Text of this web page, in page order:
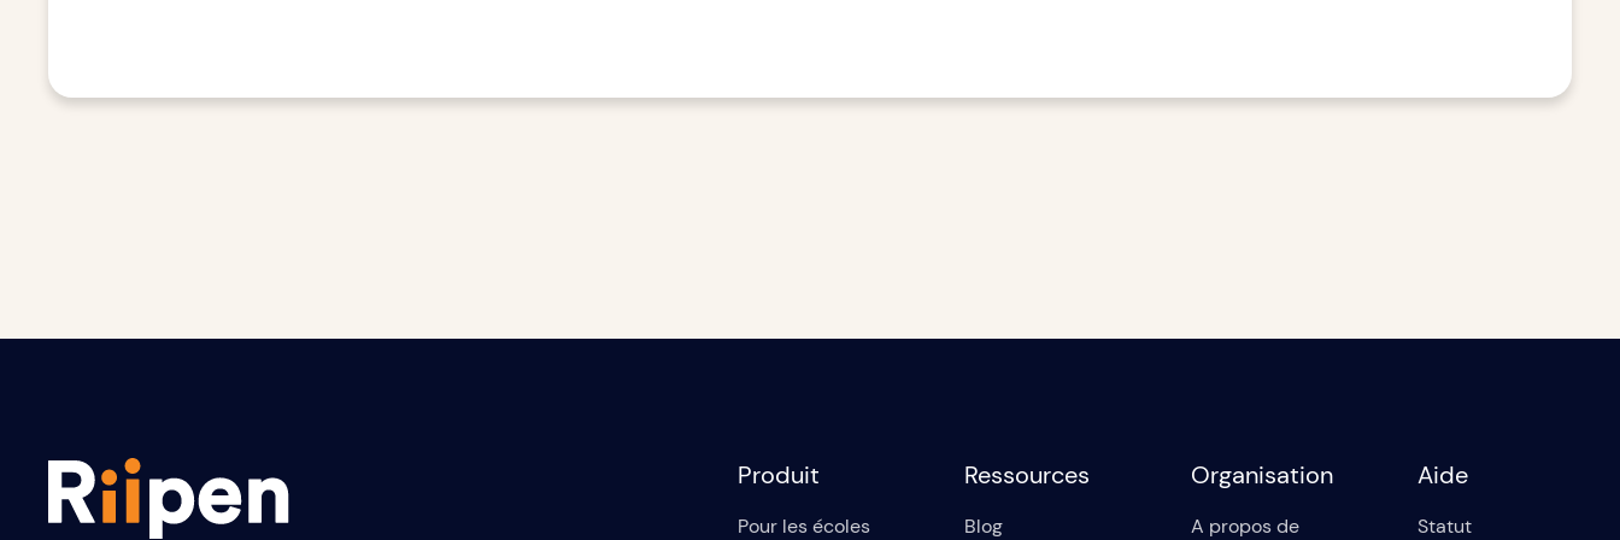
Produit
Pour les écoles
Ressources
Blog
Organisation
A propos de
Aide
Statut